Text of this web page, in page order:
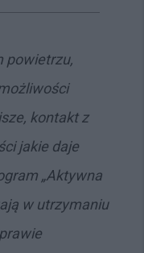
powietrzu,
kontakt z
jakie daje
„Aktywna
w utrzymaniu